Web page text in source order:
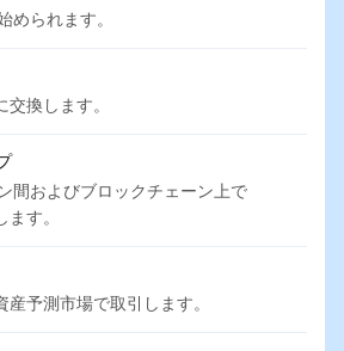
められます。
交換します。
間およびブロックチェーン上で
ます。
産予測市場で取引します。